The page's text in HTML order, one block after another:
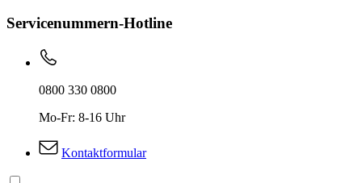
Servicenummern-Hotline
0800 330 0800
Mo-Fr: 8-16 Uhr
Kontaktformular